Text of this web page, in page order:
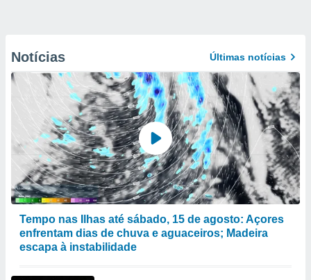
Notícias Últimas notícias
Tempo nas Ilhas até sábado, 15 de agosto: Açores
enfrentam dias de chuva e aguaceiros; Madeira
escapa à instabilidade